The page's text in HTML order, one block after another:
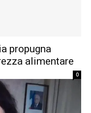
propugna
alimentare
0